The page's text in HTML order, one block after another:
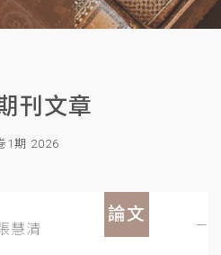
刊文章
1期 2026
慧清
論文